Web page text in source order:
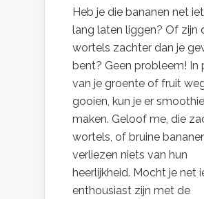
Heb je die bananen net
lang laten liggen? Of zijn
wortels zachter dan je
bent? Geen probleem! In
van je groente of fruit
gooien, kun je er
maken. Geloof me, die
wortels, of bruine
verliezen niets van hun
heerlijkheid. Mocht je net
enthousiast zijn met de